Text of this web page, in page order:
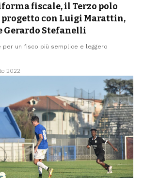
fiscale, il Terzo polo
progetto con Luigi Marattin,
Gerardo Stefanelli
un fisco più semplice e leggero
2022